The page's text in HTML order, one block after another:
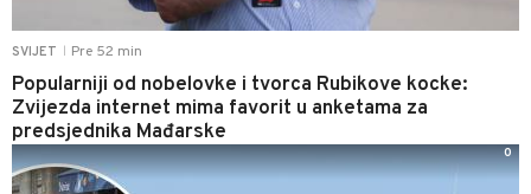
SVIJET Pre 52 min
Popularniji od nobelovke i tvorca Rubikove kocke:
Zvijezda internet mima favorit u anketama za
predsjednika Mađarske
0